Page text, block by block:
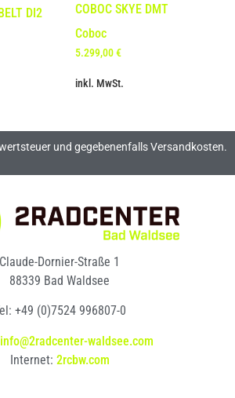
DI2
COBOC SKYE DMT
Coboc
5.299,00€
inkl. MwSt.
und gegebenenfalls Versandkosten.
Claude-Dornier-Straße 1
88339 Bad Waldsee
+49 (0)7524 996807-0
info@2radcenter-waldsee.com
Internet: 2rcbw.com